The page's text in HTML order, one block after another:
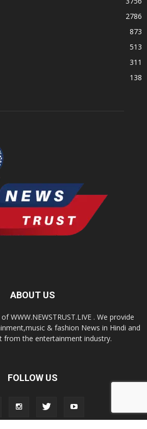
2786
873
513
311
138
ABOUT US
WWW.NEWSTRUST.LIVE . We provide
& fashion News in Hindi and
from the entertainment industry.
FOLLOW US